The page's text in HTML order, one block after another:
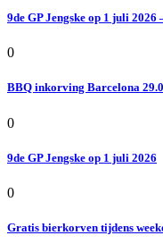
9de GP Jengske op 1 juli
0
BBQ inkorving Barcelona
0
9de GP Jengske op 1 juli 2026
0
Gratis bierkorven tijdens